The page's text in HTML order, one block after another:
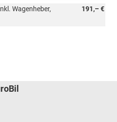
191,– €
Wagenheber,